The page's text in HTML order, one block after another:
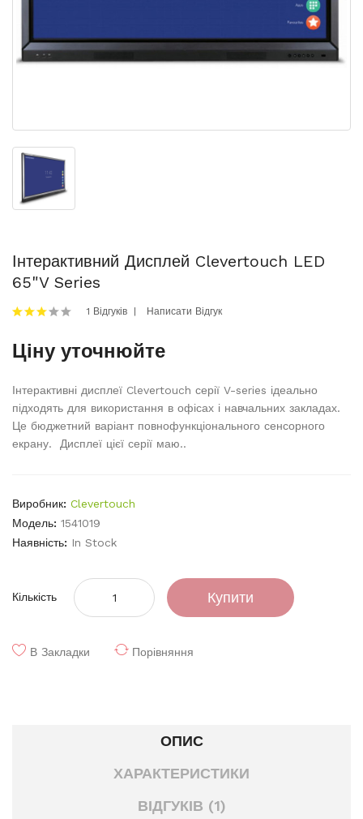
Інтерактивний Дисплей Clevertouch LED
65"V Series
1 Відгуків Написати Відгук
Ціну уточнюйте
Інтерактивні дисплеї Clevertouch серії V-series ідеально
підходять для використання в офісах і навчальних закладах.
Це бюджетний варіант повнофункціонального сенсорного
екрану. Дисплеї цієї серії маю..
Виробник: Clevertouch
Модель: 1541019
Наявність: In Stock
Кількість Купити
В Закладки Порівняння
ОПИС
ХАРАКТЕРИСТИКИ
ВІДГУКІВ (1)